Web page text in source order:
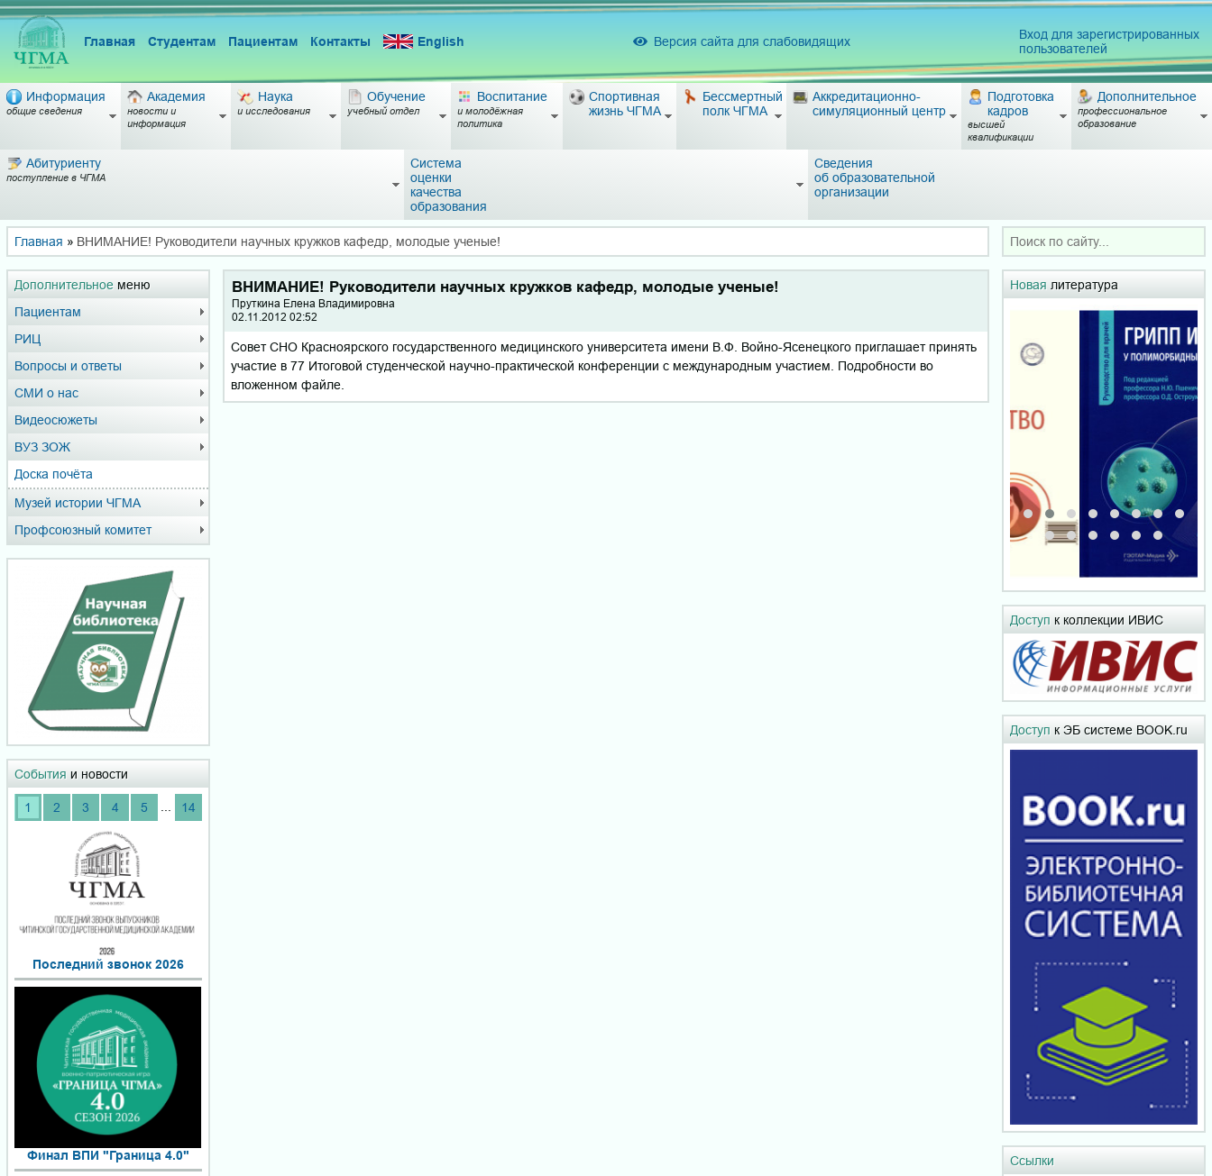
Главная Студентам Пациентам Контакты English Версия сайта для слабовидящих
Вход для зарегистрированных
пользователей
Информация
общие сведения
Академия
новости и
информация
Наука
и исследования
Обучение
учебный отдел
Воспитание
и молодёжная
политика
Спортивная
жизнь ЧГМА
Бессмертный
полк ЧГМА
Аккредитационно-
симуляционный центр
Подготовка
кадров
высшей
квалификации
Дополнительное
профессиональное
образование
Абитуриенту
поступление в ЧГМА
Система
оценки
качества
образования
Сведения
об образовательной
организации
Главная » ВНИМАНИЕ! Руководители научных кружков кафедр, молодые ученые!
Дополнительное меню
Пациентам
РИЦ
Вопросы и ответы
СМИ о нас
Видеосюжеты
ВУЗ ЗОЖ
Доска почёта
Музей истории ЧГМА
Профсоюзный комитет
События и новости
1 2 3 4 5 ... 14
Последний звонок 2026
Финал ВПИ "Граница 4.0"
ВНИМАНИЕ! Руководители научных кружков кафедр, молодые ученые!
Пруткина Елена Владимировна
02.11.2012 02:52
Совет СНО Красноярского государственного медицинского университета имени В.Ф. Войно-Ясенецкого приглашает принять
участие в 77 Итоговой студенческой научно-практической конференции с международным участием. Подробности во
вложенном файле.
Новая литература
Доступ к коллекции ИВИС
Доступ к ЭБ системе BOOK.ru
Ссылки